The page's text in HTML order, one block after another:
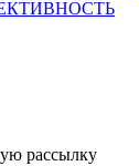
рассылку